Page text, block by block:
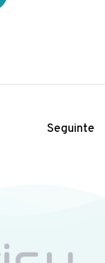
Seguinte